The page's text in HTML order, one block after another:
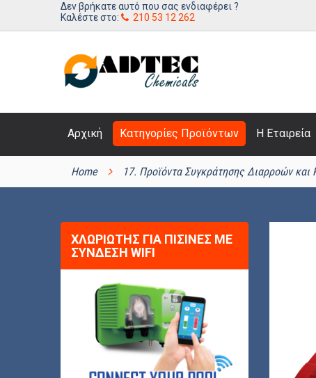
Δεν βρήκατε αυτό που σας ενδιαφέρει ?
Kαλέστε στο:
210 53 12 262
Αρχική Κατηγορίες Προϊόντων Η Εταιρεία
Home 17. Προϊόντα Συγκράτησης Διαρροών και
ΧΛΩΡΙΩΤΉΣ ΓΙΑ ΠΙΣΊΝΕΣ ΜΕ
ΣΎΝΔΕΣΗ WIFI